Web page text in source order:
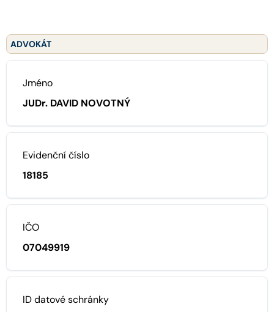
ADVOKÁT
Jméno
JUDr. DAVID NOVOTNÝ
Evidenční číslo
18185
IČO
07049919
ID datové schránky